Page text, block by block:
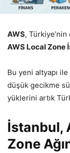
AWS, Türkiye’nin
AWS Local Zone
Bu yeni altyapı
düşük gecikme
yüklerini artık
İstanbul,
Zone